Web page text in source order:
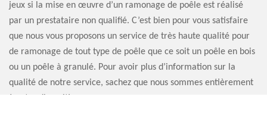
jeux si la mise en œuvre d’un ramonage de poêle est réalisé
par un prestataire non qualifié. C’est bien pour vous satisfaire
que nous vous proposons un service de très haute qualité pour
de ramonage de tout type de poêle que ce soit un poêle en bois
ou un poêle à granulé. Pour avoir plus d’information sur la
qualité de notre service, sachez que nous sommes entièrement